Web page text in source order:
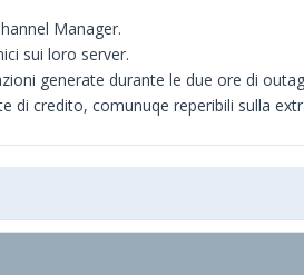
Manager.
sui loro server.
generate durante le due ore di
di credito, comunuqe reperibili sulla